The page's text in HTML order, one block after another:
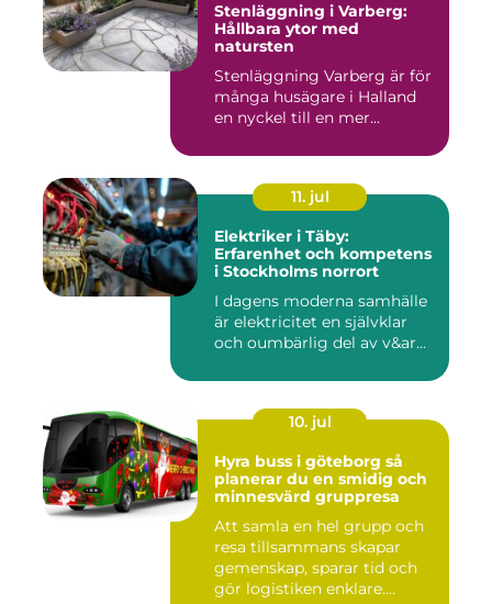
Stenläggning i Varberg:
Hållbara ytor med
natursten
Stenläggning Varberg är för
många husägare i Halland
en nyckel till en mer...
11. jul
Elektriker i Täby:
Erfarenhet och kompetens
i Stockholms norrort
I dagens moderna samhälle
är elektricitet en självklar
och oumbärlig del av v&ar...
10. jul
Hyra buss i göteborg så
planerar du en smidig och
minnesvärd gruppresa
Att samla en hel grupp och
resa tillsammans skapar
gemenskap, sparar tid och
gör logistiken enklare....